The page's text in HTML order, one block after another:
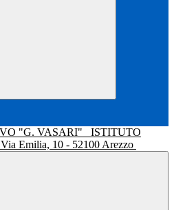
ISTITUTO
Via Emilia, 10 - 52100 Arezzo